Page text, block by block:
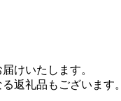
けいたします。
返礼品もございます。